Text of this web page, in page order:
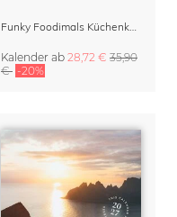
Funky Foodimals Küchenkalender & Terminplaner 2027
Kalender ab 28,72 € 35,90
€ -20%